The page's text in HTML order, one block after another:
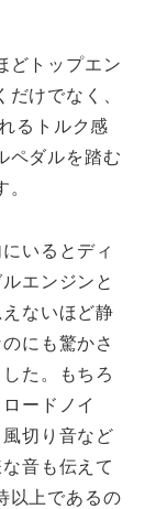
どトップエン
けでなく、
るトルク感
ペダルを踏む
いるとディ
エンジンと
ないほど静
にも驚かさ
た。もちろ
ードノイ
風切り音など
音も伝えて
以上であるの